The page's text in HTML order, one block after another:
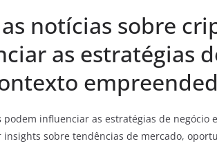
notícias sobre
as estratégias
podem influenciar as estratégias de negócio
sobre tendências de mercado,